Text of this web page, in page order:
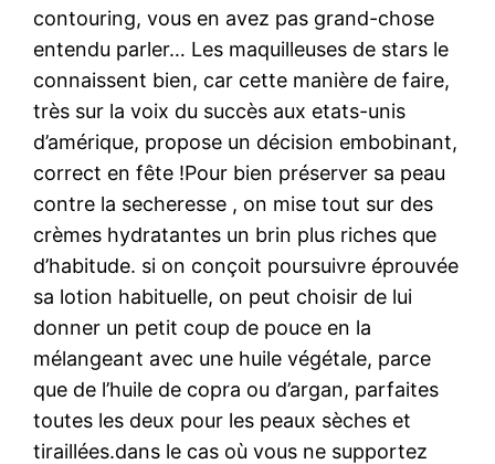
contouring, vous en avez pas grand-chose
entendu parler… Les maquilleuses de stars le
connaissent bien, car cette manière de faire,
très sur la voix du succès aux etats-unis
d’amérique, propose un décision embobinant,
correct en fête !Pour bien préserver sa peau
contre la secheresse , on mise tout sur des
crèmes hydratantes un brin plus riches que
d’habitude. si on conçoit poursuivre éprouvée
sa lotion habituelle, on peut choisir de lui
donner un petit coup de pouce en la
mélangeant avec une huile végétale, parce
que de l’huile de copra ou d’argan, parfaites
toutes les deux pour les peaux sèches et
tiraillées.dans le cas où vous ne supportez